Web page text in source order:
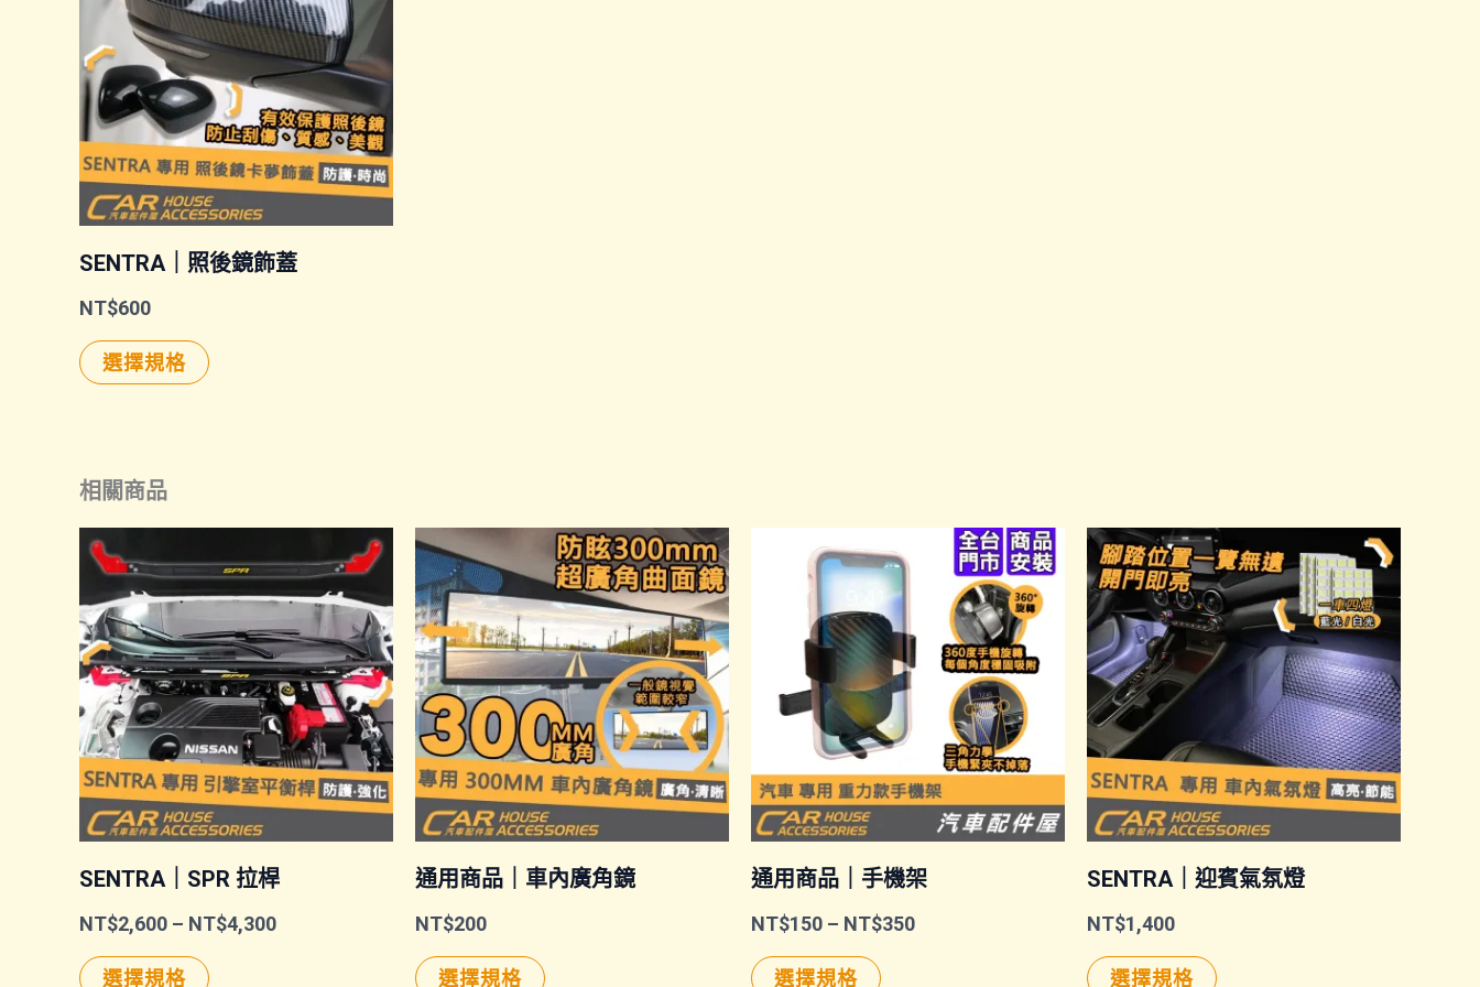
SENTRA｜照後鏡飾蓋
NT$600
選擇規格
此
款
式。
可
在
產
品
頁
面
選
相關商品
SENTRA｜SPR 拉桿
NT$2,600 – NT$4,300價
選擇規格 此
通用商品｜車內廣角鏡
NT$200
選擇規格 此
通用商品｜手機架
NT$150 – NT$350價
選擇規格 此
SENTRA｜迎賓氣氛燈
NT$1,400
選擇規格 此